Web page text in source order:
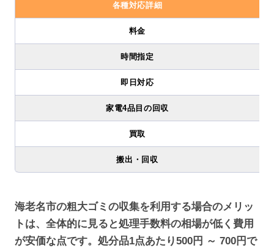
各種対応詳細
料金
時間指定
即日対応
家電4品目の回収
買取
搬出・回収
海老名市の粗大ゴミの収集を利用する場合のメリッ
トは、全体的に見ると処理手数料の相場が低く費用
が安価な点です。処分品1点あたり500円 ～ 700円で